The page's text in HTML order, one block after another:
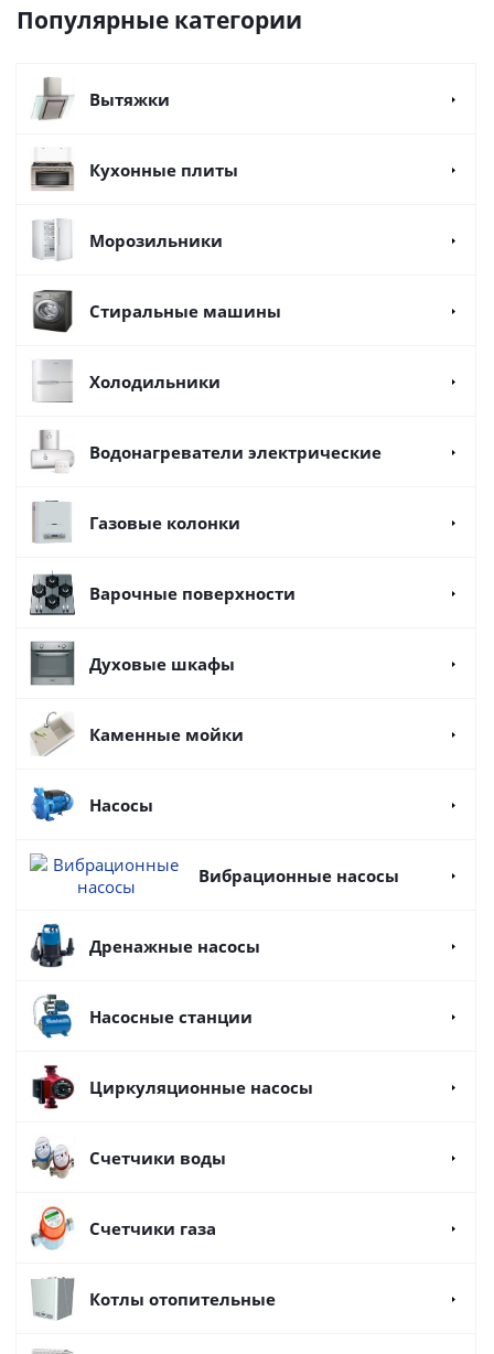
Популярные категории
Вытяжки
Кухонные плиты
Морозильники
Стиральные машины
Холодильники
Водонагреватели электрические
Газовые колонки
Варочные поверхности
Духовые шкафы
Каменные мойки
Насосы
Вибрационные насосы
Дренажные насосы
Насосные станции
Циркуляционные насосы
Счетчики воды
Счетчики газа
Котлы отопительные